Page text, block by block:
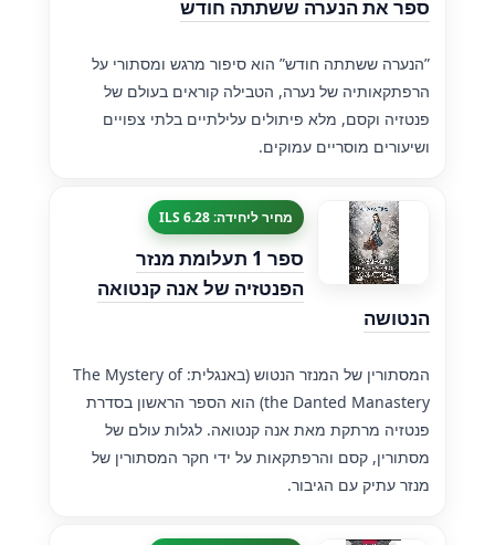
ספר את הנערה ששתתה חודש
”הנערה ששתתה חודש” הוא סיפור מרגש ומסתורי על
הרפתקאותיה של נערה, הטבילה קוראים בעולם של
פנטזיה וקסם, מלא פיתולים עלילתיים בלתי צפויים
ושיעורים מוסריים עמוקים.
מחיר ליחידה: 6.28 ILS
ספר 1 תעלומת מנזר
הפנטזיה של אנה קנטואה
הנטושה
המסתורין של המנזר הנטוש (באנגלית: The Mystery of
the Danted Manastery) הוא הספר הראשון בסדרת
פנטזיה מרתקת מאת אנה קנטואה. לגלות עולם של
מסתורין, קסם והרפתקאות על ידי חקר המסתורין של
מנזר עתיק עם הגיבור.